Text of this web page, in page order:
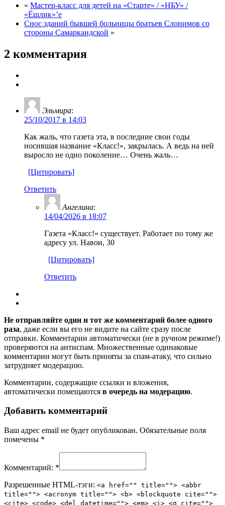
« Мастер-класс для детей на «Старте» / «НБУ» /
«Ёшлик»’e
Снос зданий бывшей больницы братьев Слонимов со
стороны Самаркандской »
2 комментария
Эльмира:
25/10/2017 в 14:03
Как жаль, что газета эта, в последние свои годы
носившая название «Класс!», закрылась. А ведь на ней
выросло не одно поколение… Очень жаль…
[Цитировать]
Ответить
Ангелина:
14/04/2026 в 18:07
Газета «Класс!» существует. Работает по тому же
адресу ул. Навои, 30
[Цитировать]
Ответить
Не отправляйте один и тот же комментарий более одного
раза, даже если вы его не видите на сайте сразу после
отправки. Комментарии автоматически (не в ручном режиме!)
проверяются на антиспам. Множественные одинаковые
комментарии могут быть приняты за спам-атаку, что сильно
затрудняет модерацию.
Комментарии, содержащие ссылки и вложения,
автоматически помещаются в очередь на модерацию.
Добавить комментарий
Ваш адрес email не будет опубликован. Обязательные поля
помечены *
Комментарий: *
Разрешенные HTML-тэги: <a href="" title=""> <abbr
title=""> <acronym title=""> <b> <blockquote cite="">
<cite> <code> <del datetime=""> <em> <i> <q cite="">